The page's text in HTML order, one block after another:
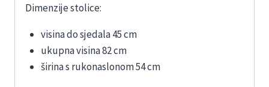
Dimenzije stolice:
visina do sjedala 45 cm
ukupna visina 82 cm
širina s rukonaslonom 54 cm